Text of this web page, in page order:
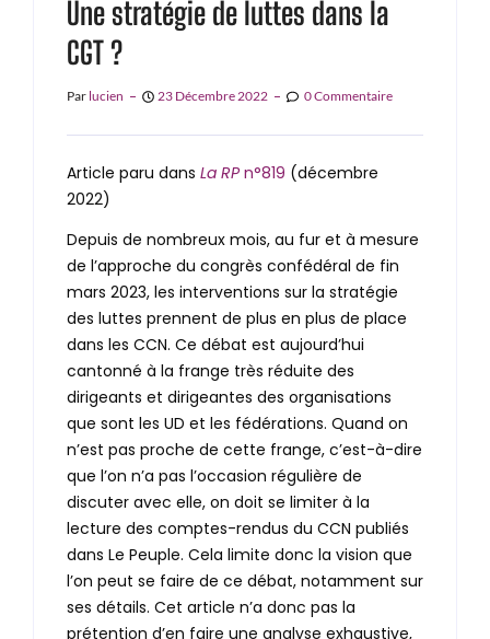
Une stratégie de luttes dans la
CGT ?
Par Lucien 23 Décembre 2022 0 Commentaire
Article paru dans La RPn°819 (décembre
2022)
Depuis de nombreux mois, au fur et à mesure
de l’approche du congrès confédéral de fin
mars 2023, les interventions sur la stratégie
des luttes prennent de plus en plus de place
dans les CCN. Ce débat est aujourd’hui
cantonné à la frange très réduite des
dirigeants et dirigeantes des organisations
que sont les UD et les fédérations. Quand on
n’est pas proche de cette frange, c’est-à-dire
que l’on n’a pas l’occasion régulière de
discuter avec elle, on doit se limiter à la
lecture des comptes-rendus du CCN publiés
dans Le Peuple. Cela limite donc la vision que
l’on peut se faire de ce débat, notamment sur
ses détails. Cet article n’a donc pas la
prétention d’en faire une analyse exhaustive,